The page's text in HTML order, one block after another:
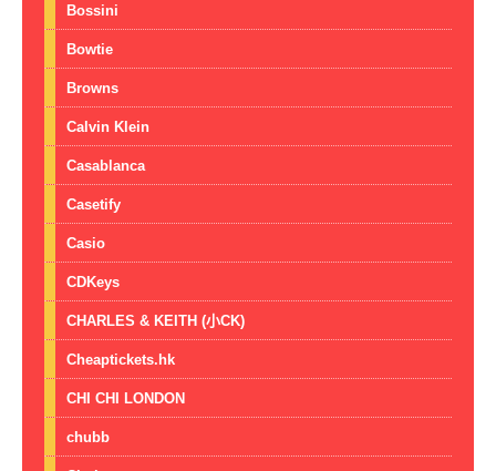
Bossini
Bowtie
Browns
Calvin Klein
Casablanca
Casetify
Casio
CDKeys
CHARLES & KEITH (小CK)
Cheaptickets.hk
CHI CHI LONDON
chubb